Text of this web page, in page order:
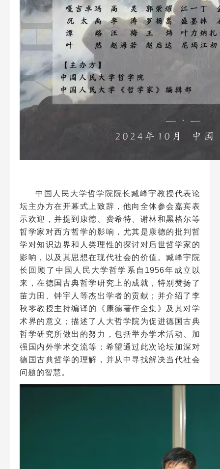
中国人民大学哲学院院长臧峰宇教授代表论
坛主办方在开幕式上致辞，他向全体参会嘉宾表
示欢迎，并提到康德、费希特、谢林和黑格尔等
哲学家对西方哲学的影响，尤其是康德的批判哲
学对知识边界和人类理性的探讨对后世哲学家的
影响，以及其思想在现代社会的价值。臧峰宇院
长回顾了中国人民大学哲学系自1956年成立以
来，在德国古典哲学研究上的成就，特别赞扬了
苗力田、钟宇人等杰出学者的贡献；并介绍了李
秋零教授主持编译的《康德著作全集》及其对学
术界的意义；描述了人大哲学院为促进德国古典
哲学研究所做出的努力，包括举办学术活动、加
强国内外学术交流等；希望通过此次论坛加深对
德国古典哲学的理解，并从中寻找解决当代社会
问题的智慧。